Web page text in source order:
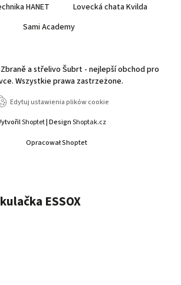
HANET
Lovecká chata Kvilda
Sami Academy
Opracował Shoptet
Zbraně a střelivo Šubrt - nejlepší obchod pro
. Wszystkie prawa zastrzeżone.
Edytuj ustawienia plików cookie
Shoptet | DesignShoptak.cz
ESSOX